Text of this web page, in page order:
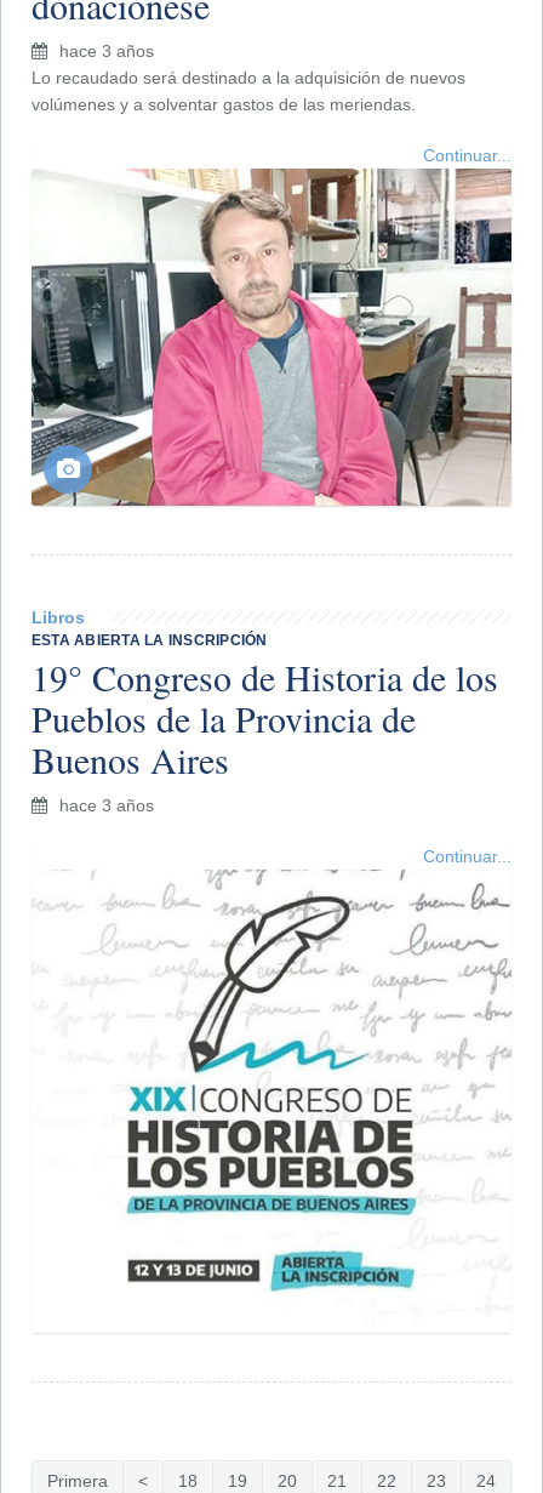
hace 3 años
Lo recaudado será destinado a la adquisición de nuevos
volúmenes y a solventar gastos de las meriendas.
Continuar...
Libros
ESTA ABIERTA LA INSCRIPCIÓN
19° Congreso de Historia de los
Pueblos de la Provincia de
Buenos Aires
hace 3 años
Continuar...
Primera < 18 19 20 21 22 23 24